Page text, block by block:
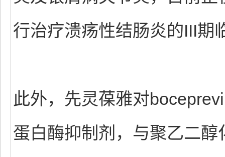
行治疗溃疡性结肠炎的III期
此外，先灵葆雅对
蛋白酶抑制剂，与聚乙二